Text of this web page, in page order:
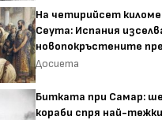
На четирийсет
Сеута: Испания
новопокръстените
Досиета
Битката при Самар:
кораби спря най-